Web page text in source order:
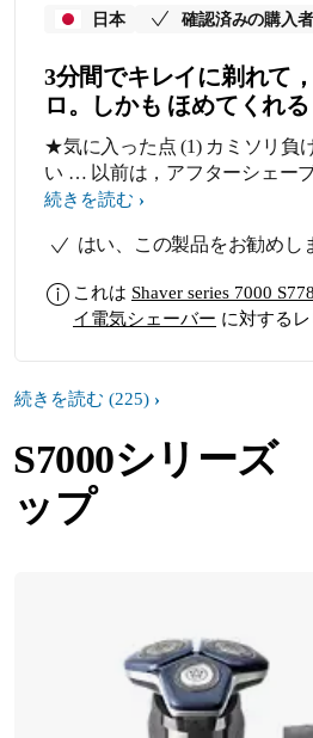
日本 確認済みの購入者
3分間でキレイに剃れて
ロ。しかも ほめてくれる
★気に入った点 (1) カミソリ負
い … 以前は，アフターシェー
ションを使っていたが，フィリ
少しの水で皮膚を湿らせるだけ
種より短い。しかもカミソリ負
ないので，爽やかな朝になる (2)
体を小さく回転させながら使う
キレイに剃れる。なかなか覚え
ないが，アプリを使いながら，
と，回転の有無を検知して，教
くれる。剃り終えると，回転の
り方をしたくなる (3) 手入れが
… 水洗いだけ。洗浄液も使える
水洗いだけでも十分キレイにな
剃りながら，刃を研ぐ機構にな
続きを読む
はい、この製品をお勧めし
これは Shaver series 7000
イ電気シェーバー に対する
続きを読む (225)
S7000シリー
ップ